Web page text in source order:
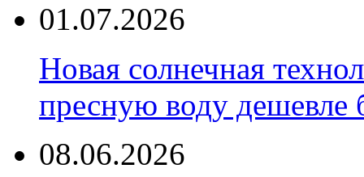
01.07.2026
Новая солнечная
пресную воду дешевле
08.06.2026